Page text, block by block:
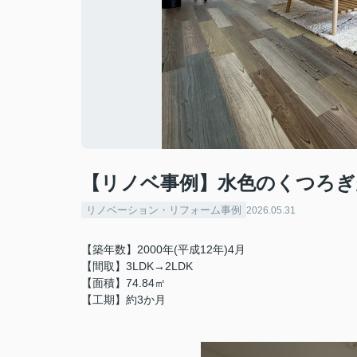
【リノベ事例】水色のくつろ
リノベーション・リフォーム事例 2026.05.31
【築年数】2000年(平成12年)4月
【間取】3LDK→2LDK
【面積】74.84㎡
【工期】約3か月